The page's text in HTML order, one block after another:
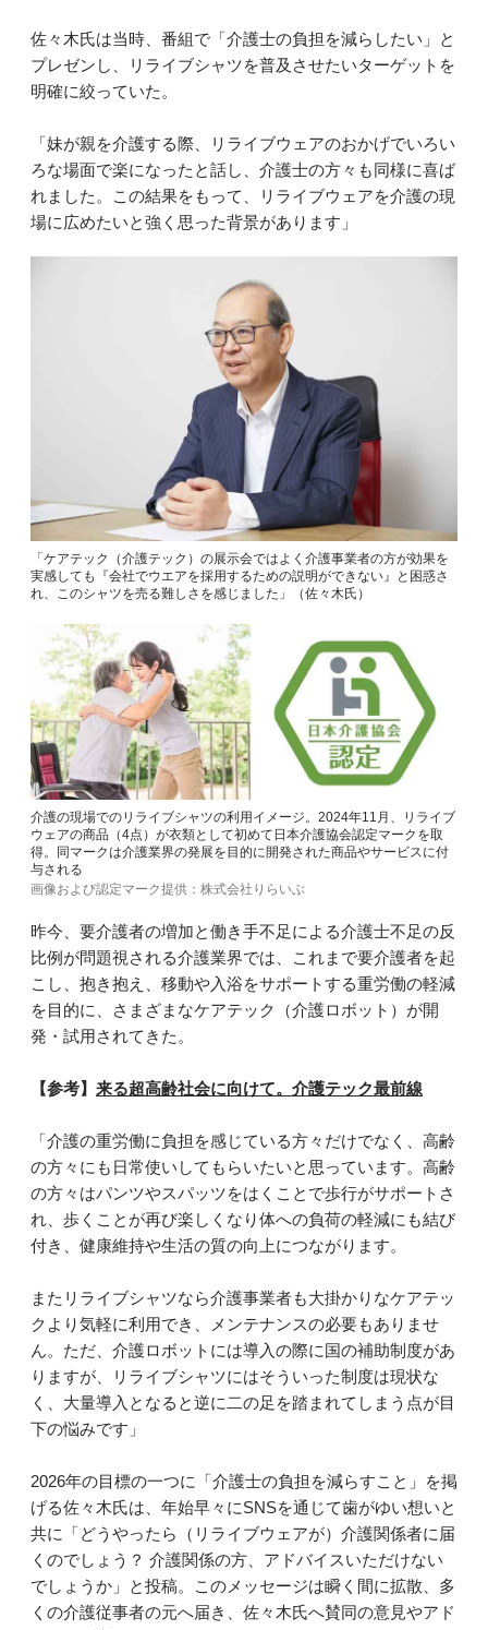
佐々木氏は当時、番組で「介護士の負担を減らしたい」と
プレゼンし、リライブシャツを普及させたいターゲットを
明確に絞っていた。
「妹が親を介護する際、リライブウェアのおかげでいろい
ろな場面で楽になったと話し、介護士の方々も同様に喜ば
れました。この結果をもって、リライブウェアを介護の現
場に広めたいと強く思った背景があります」
「ケアテック（介護テック）の展示会ではよく介護事業者の方が効果を
実感しても『会社でウエアを採用するための説明ができない』と困惑さ
れ、このシャツを売る難しさを感じました」（佐々木氏）
介護の現場でのリライブシャツの利用イメージ。2024年11月、リライブ
ウェアの商品（4点）が衣類として初めて日本介護協会認定マークを取
得。同マークは介護業界の発展を目的に開発された商品やサービスに付
与される
画像および認定マーク提供：株式会社りらいぶ
昨今、要介護者の増加と働き手不足による介護士不足の反
比例が問題視される介護業界では、これまで要介護者を起
こし、抱き抱え、移動や入浴をサポートする重労働の軽減
を目的に、さまざまなケアテック（介護ロボット）が開
発・試用されてきた。
【参考】 来る超高齢社会に向けて。介護テック最前線
「介護の重労働に負担を感じている方々だけでなく、高齢
の方々にも日常使いしてもらいたいと思っています。高齢
の方々はパンツやスパッツをはくことで歩行がサポートさ
れ、歩くことが再び楽しくなり体への負荷の軽減にも結び
付き、健康維持や生活の質の向上につながります。
またリライブシャツなら介護事業者も大掛かりなケアテッ
クより気軽に利用でき、メンテナンスの必要もありませ
ん。ただ、介護ロボットには導入の際に国の補助制度があ
りますが、リライブシャツにはそういった制度は現状な
く、大量導入となると逆に二の足を踏まれてしまう点が目
下の悩みです」
2026年の目標の一つに「介護士の負担を減らすこと」を掲
げる佐々木氏は、年始早々にSNSを通じて歯がゆい想いと
共に「どうやったら（リライブウェアが）介護関係者に届
くのでしょう？ 介護関係の方、アドバイスいただけない
でしょうか」と投稿。このメッセージは瞬く間に拡散、多
くの介護従事者の元へ届き、佐々木氏へ賛同の意見やアド